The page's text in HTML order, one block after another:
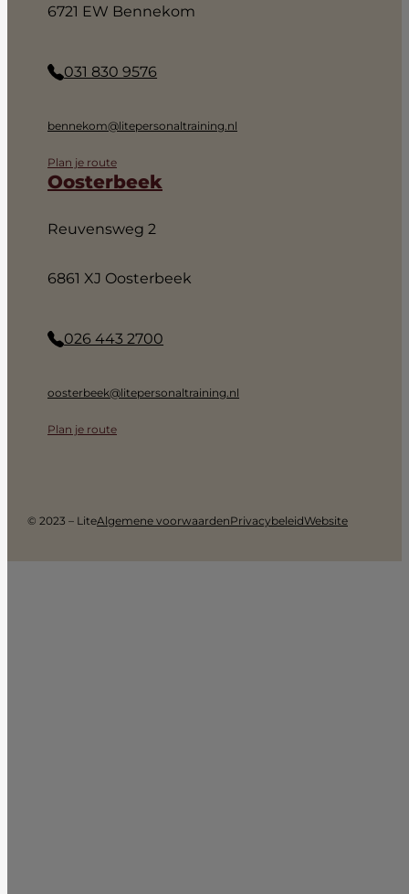
6721 EW Bennekom
031 830 9576
bennekom@litepersonaltraining.nl
Plan je route
Oosterbeek
Reuvensweg 2
6861 XJ Oosterbeek
026 443 2700
oosterbeek@litepersonaltraining.nl
Plan je route
© 2023 – LiteAlgemene voorwaardenPrivacybeleidWebsite